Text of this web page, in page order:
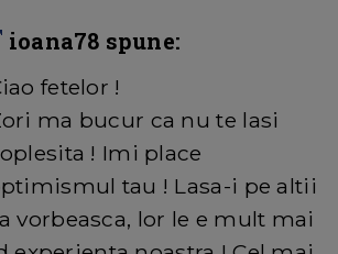
ioana78 spune:
fetelor !
ma bucur ca nu te lasi
! Imi place
tau ! Lasa-i pe altii
vorbeasca, lor le e mult mai